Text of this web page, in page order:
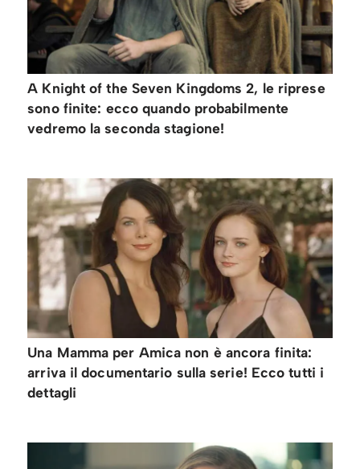
A Knight of the Seven Kingdoms 2, le riprese
sono finite: ecco quando probabilmente
vedremo la seconda stagione!
Una Mamma per Amica non è ancora finita:
arriva il documentario sulla serie! Ecco tutti i
dettagli